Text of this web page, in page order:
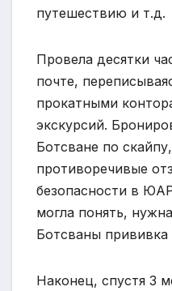
путешествию и т.д.
Провела десятки
почте,
прокатными
экскурсий.
Ботсване по
противоречивые
безопасности в
могла понять,
Ботсваны
Наконец, спустя 3